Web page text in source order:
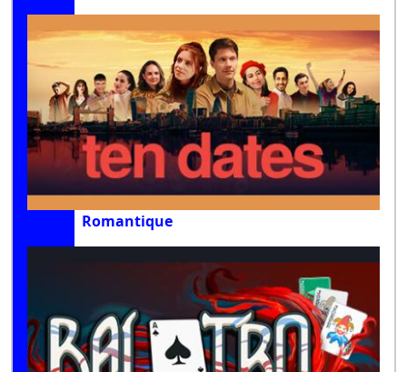
Romantique